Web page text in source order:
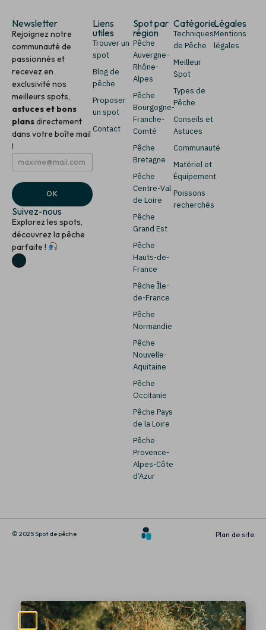
Newsletter
Rejoignez notre
communauté de
passionnés et
recevez en
exclusivité nos
meilleurs spots,
astuces et bons
plansdirectement
dans votre boîte mail
!
E
m
i
l
E
m
a
i
l
E
m
E
m
i
l
*
OK
Suivez-nous
Explorez les spots,
découvrez la pêche
parfaite !
Liens
utiles
Trouver un
spot
Blog de
pêche
Proposer
un spot
Contact
Spot par
région
Pêche
Auvergne-
Rhône-
Alpes
Pêche
Bourgogne-
Franche-
Comté
Pêche
Bretagne
Pêche
Centre-Val
de Loire
Pêche
Grand Est
Pêche
Hauts-de-
France
Pêche Île-
de-France
Pêche
Normandie
Pêche
Nouvelle-
Aquitaine
Pêche
Occitanie
Pêche Pays
de la Loire
Pêche
Provence-
Alpes-Côte
d’Azur
Catégorie
Techniques
de Pêche
Meilleur
Spot
Types de
Pêche
Conseils et
Astuces
Communauté
Matériel et
Équipement
Poissons
recherchés
Légales
Mentions
légales
© 2025 Spot de pêche Plan de site